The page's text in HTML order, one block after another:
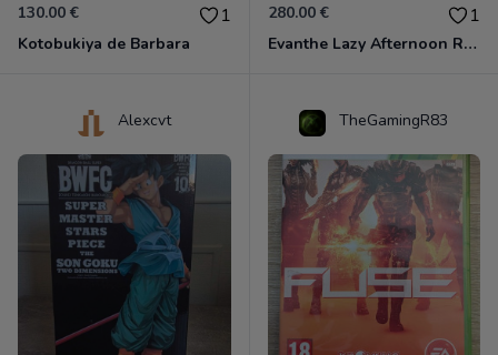
130.00 € 1
Kotobukiya de Barbara
280.00 € 1
Evanthe Lazy Afternoon Red Pride of Eden
Alexcvt TheGamingR83